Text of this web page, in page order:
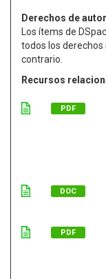
Derechos de
Los ítems de
todos los derechos
contrario.
Recursos
PDF
DOC
PDF